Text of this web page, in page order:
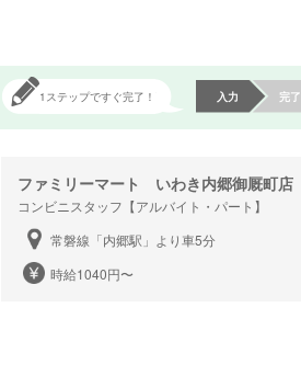
1ステップですぐ完了！ 入力 完了
ファミリーマート いわき内郷御厩町店
コンビニスタッフ【アルバイト・パート】
常磐線「内郷駅」より車5分
時給1040円〜